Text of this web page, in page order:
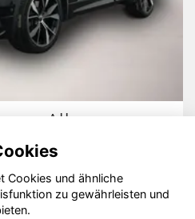
Allspace
GmbH 2020 - 2026
Cookies und ähnliche
zu gewährleisten und